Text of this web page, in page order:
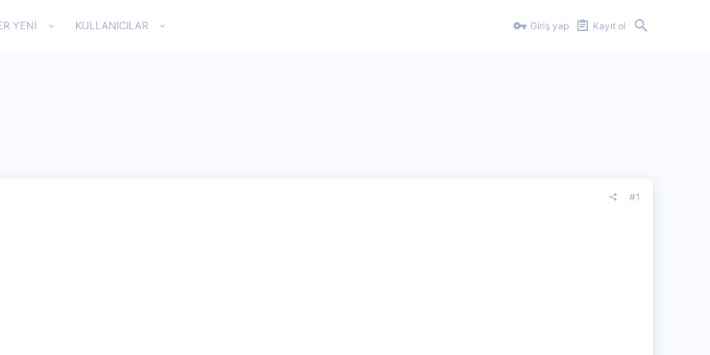
YENI KULLANICILAR Giriş yap Kayıt ol
#1